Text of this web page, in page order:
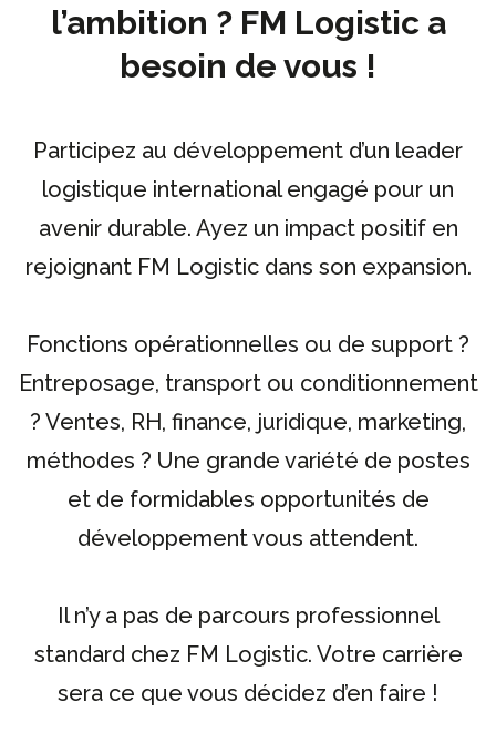
l’ambition ? FM Logistic a
besoin de vous !
Participez au développement d’un leader
logistique international engagé pour un
avenir durable. Ayez un impact positif en
rejoignant FM Logistic dans son expansion.
Fonctions opérationnelles ou de support ?
Entreposage, transport ou conditionnement
? Ventes, RH, finance, juridique, marketing,
méthodes ? Une grande variété de postes
et de formidables opportunités de
développement vous attendent.
Il n’y a pas de parcours professionnel
standard chez FM Logistic. Votre carrière
sera ce que vous décidez d’en faire !